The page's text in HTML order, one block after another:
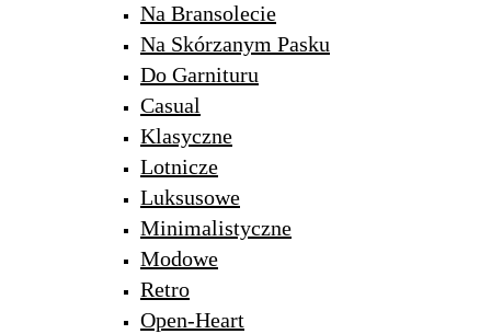
Na Bransolecie
Na Skórzanym Pasku
Do Garnituru
Casual
Klasyczne
Lotnicze
Luksusowe
Minimalistyczne
Modowe
Retro
Open-Heart